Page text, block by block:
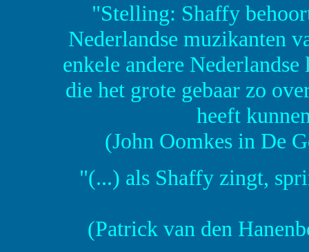
"Stelling: Shaffy
Nederlandse muzikanten
enkele andere
die het grote gebaar zo
heeft
(John Oomkes in De
"(...) als Shaffy zingt,
(Patrick van den